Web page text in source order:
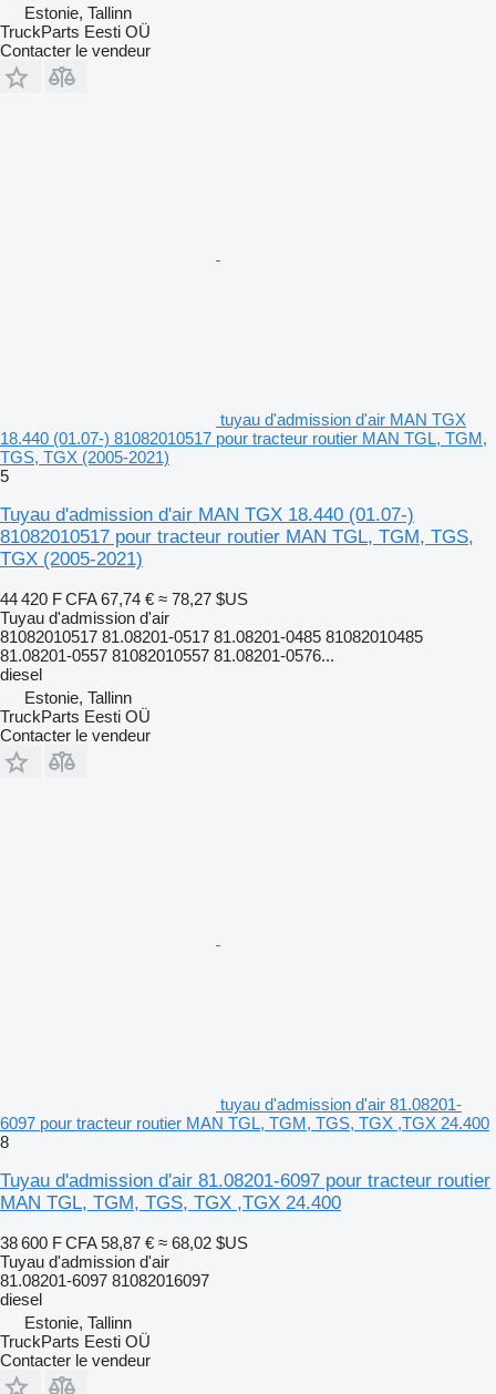
Estonie, Tallinn
TruckParts Eesti OÜ
Contacter le vendeur
tuyau d'admission d'air MAN TGX
18.440 (01.07-) 81082010517 pour tracteur routier MAN TGL, TGM,
TGS, TGX (2005-2021)
5
Tuyau d'admission d'air MAN TGX 18.440 (01.07-)
81082010517 pour tracteur routier MAN TGL, TGM, TGS,
TGX (2005-2021)
44 420 F CFA 67,74 € ≈ 78,27 $US
Tuyau d'admission d'air
81082010517 81.08201-0517 81.08201-0485 81082010485
81.08201-0557 81082010557 81.08201-0576...
diesel
Estonie, Tallinn
TruckParts Eesti OÜ
Contacter le vendeur
tuyau d'admission d'air 81.08201-
6097 pour tracteur routier MAN TGL, TGM, TGS, TGX ,TGX 24.400
8
Tuyau d'admission d'air 81.08201-6097 pour tracteur routier
MAN TGL, TGM, TGS, TGX ,TGX 24.400
38 600 F CFA 58,87 € ≈ 68,02 $US
Tuyau d'admission d'air
81.08201-6097 81082016097
diesel
Estonie, Tallinn
TruckParts Eesti OÜ
Contacter le vendeur